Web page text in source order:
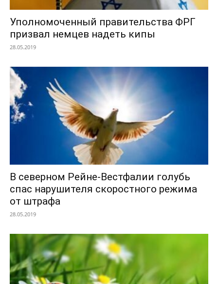
Уполномоченный правительства ФРГ
призвал немцев надеть кипы
28.05.2019
В северном Рейне-Вестфалии голубь
спас нарушителя скоростного режима
от штрафа
28.05.2019